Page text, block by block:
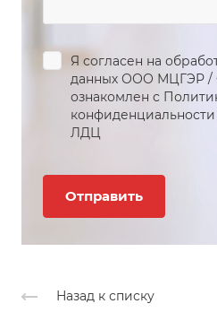
Я согласен на
данных ООО МЦГЭР /
ознакомлен с
конфиденциальности
ЛДЦ
Назад к списку